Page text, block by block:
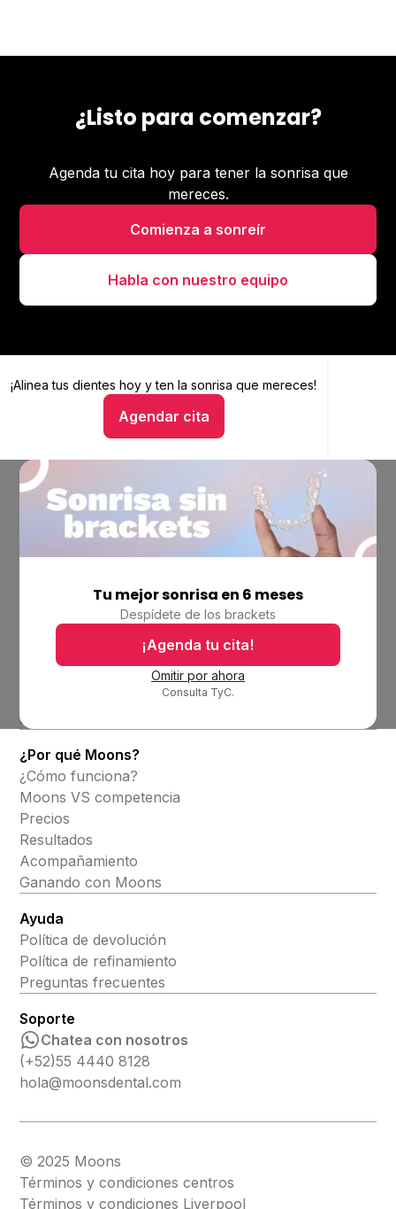
¿Listo para comenzar?
Agenda tu cita hoy para tener la sonrisa que
mereces.
Comienza a sonreír
Habla con nuestro equipo
¡Alinea tus dientes hoy yten la sonrisa que mereces!
Agendar cita
Alinea tus dientes hoy y ten la sonrisa que mereces
Hablar con un asesor
Tu mejor sonrisa en 6 meses
Despídete de los brackets
¡Agenda tu cita!
Omitir por ahora
Consulta TyC.
Alineadores invisibles
¿Por qué Moons?
¿Cómo funciona?
Moons VS competencia
Precios
Resultados
Acompañamiento
Ganando con Moons
Ayuda
Política de devolución
Política de refinamiento
Preguntas frecuentes
Soporte
Chatea con nosotros
(+52)55 4440 8128
hola@moonsdental.com
© 2025 Moons
Términos y condiciones centros
Términos y condiciones Liverpool